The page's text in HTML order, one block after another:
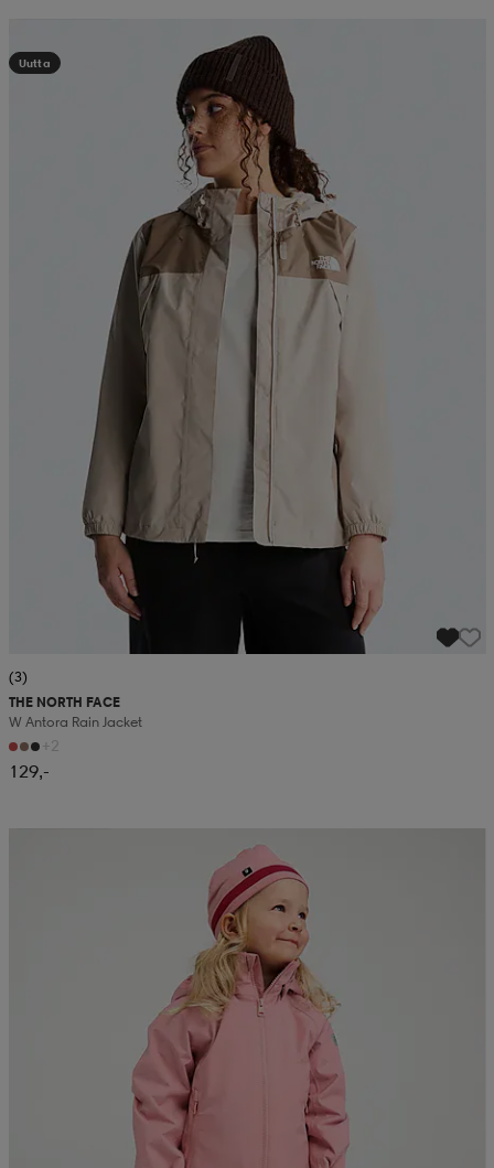
Uutta
(3)
THE NORTH FACE
W Antora Rain Jacket
+2
129,-